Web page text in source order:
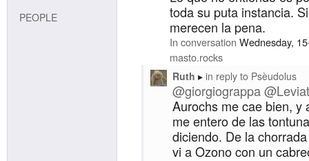
PEOPLE
toda su puta instancia.
merecen la pena.
In conversation Wednesday,
masto.rocks
Ruth in reply to Psèudolus
@giorgiograppa
Aurochs me cae bien, y
me entero de las
diciendo. De la
vi a Ozono con un